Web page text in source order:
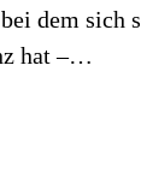
dem sich
hat –…